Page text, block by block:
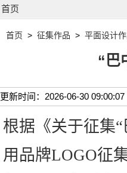
首页
首页 > 征集作品 > 平面设计
“巴
更新时间：2026-06-30
根据《关于征集
用品牌LOGO征